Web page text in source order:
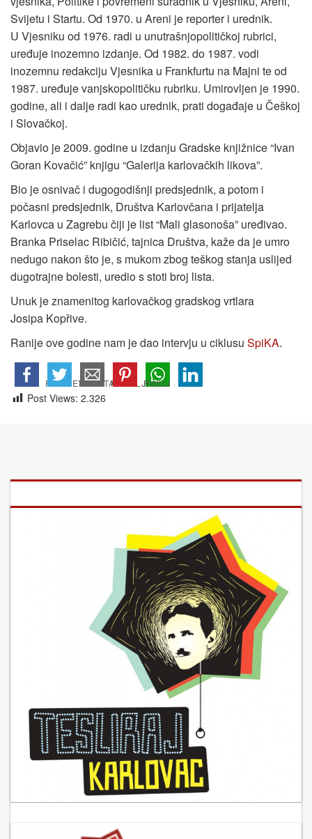
Svijetu i Startu. Od 1970. u Areni je reporter i urednik.
U Vjesniku od 1976. radi u unutrašnjopolitičkoj rubrici,
uređuje inozemno izdanje. Od 1982. do 1987. vodi
inozemnu redakciju Vjesnika u Frankfurtu na Majni te od
1987. uređuje vanjskopolitičku rubriku. Umirovljen je 1990.
godine, ali i dalje radi kao urednik, prati događaje u Češkoj
i Slovačkoj.
Objavio je 2009. godine u izdanju Gradske knjižnice “Ivan
Goran Kovačić” knjigu “Galerija karlovačkih likova”.
Bio je osnivač i dugogodišnji predsjednik, a potom i
počasni predsjednik, Društva Karlovčana i prijatelja
Karlovca u Zagrebu čiji je list “Mali glasonoša” uređivao.
Branka Priselac Ribičić, tajnica Društva, kaže da je umro
nedugo nakon što je, s mukom zbog teškog stanja uslijed
dugotrajne bolesti, uredio s stoti broj lista.
Unuk je znamenitog karlovačkog gradskog vrtlara
Josipa Kopřive.
Ranije ove godine nam je dao intervju u ciklusu SpiKA.
Post Views: 2.326